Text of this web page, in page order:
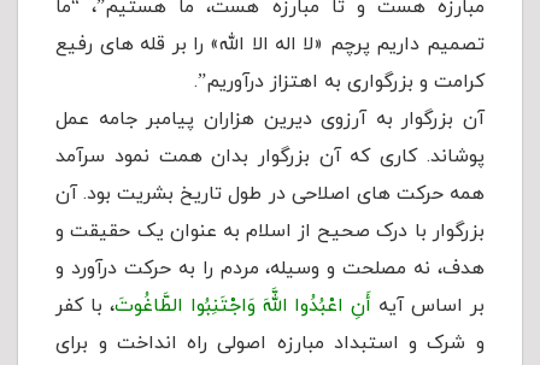
مبارزه هست و تا مبارزه هست، ما هستیم”، “ما
تصمیم داریم پرچم «لا اله الا الله» را بر قله های رفیع
کرامت و بزرگواری به اهتزاز درآوریم”.
آن بزرگوار به آرزوی دیرین هزاران پیامبر جامه عمل
پوشاند. کاری که آن بزرگوار بدان همت نمود سرآمد
همه حرکت های اصلاحی در طول تاریخ بشریت بود. آن
بزرگوار با درک صحیح از اسلام به عنوان یک حقیقت و
هدف، نه مصلحت و وسیله، مردم را به حرکت درآورد و
بر اساس آیه أَنِ اعْبُدُوا اللَّهَ وَاجْتَنِبُوا الطَّاغُوتَ، با کفر
و شرک و استبداد مبارزه اصولی راه انداخت و برای